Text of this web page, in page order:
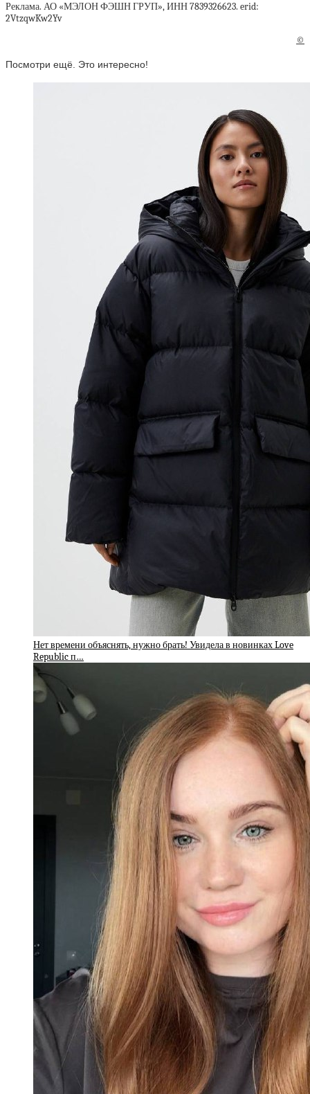
Реклама. АО «МЭЛОН ФЭШН ГРУП», ИНН 7839326623. erid:
2VtzqwKw2Yv
©
Посмотри ещё. Это интересно!
Нет времени объяснять, нужно брать! Увидела в новинках Love
Republic п…